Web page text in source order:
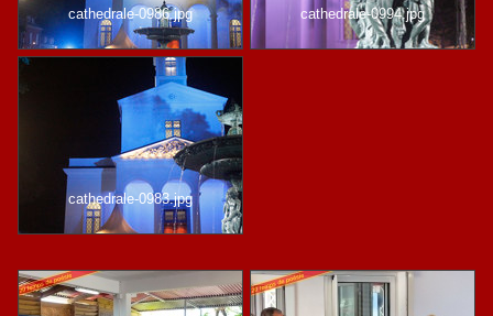
cathedrale-0986.jpg cathedrale-0994.jpg
cathedrale-0983.jpg